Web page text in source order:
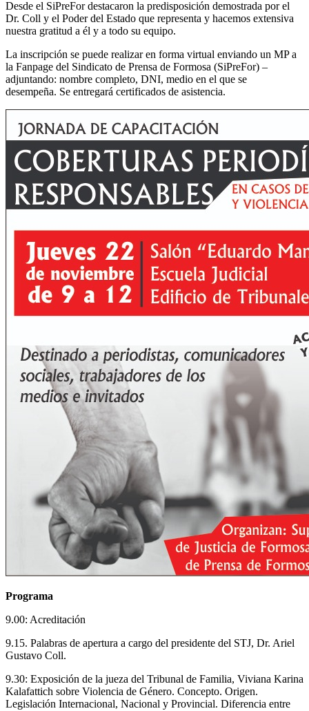
Desde el SiPreFor destacaron la predisposición demostrada por el
Dr. Coll y el Poder del Estado que representa y hacemos extensiva
nuestra gratitud a él y a todo su equipo.
La inscripción se puede realizar en forma virtual enviando un MP a
la Fanpage del Sindicato de Prensa de Formosa (SiPreFor) –
adjuntando: nombre completo, DNI, medio en el que se
desempeña. Se entregará certificados de asistencia.
Programa
9.00: Acreditación
9.15. Palabras de apertura a cargo del presidente del STJ, Dr. Ariel
Gustavo Coll.
9.30: Exposición de la jueza del Tribunal de Familia, Viviana Karina
Kalafattich sobre Violencia de Género. Concepto. Origen.
Legislación Internacional, Nacional y Provincial. Diferencia entre